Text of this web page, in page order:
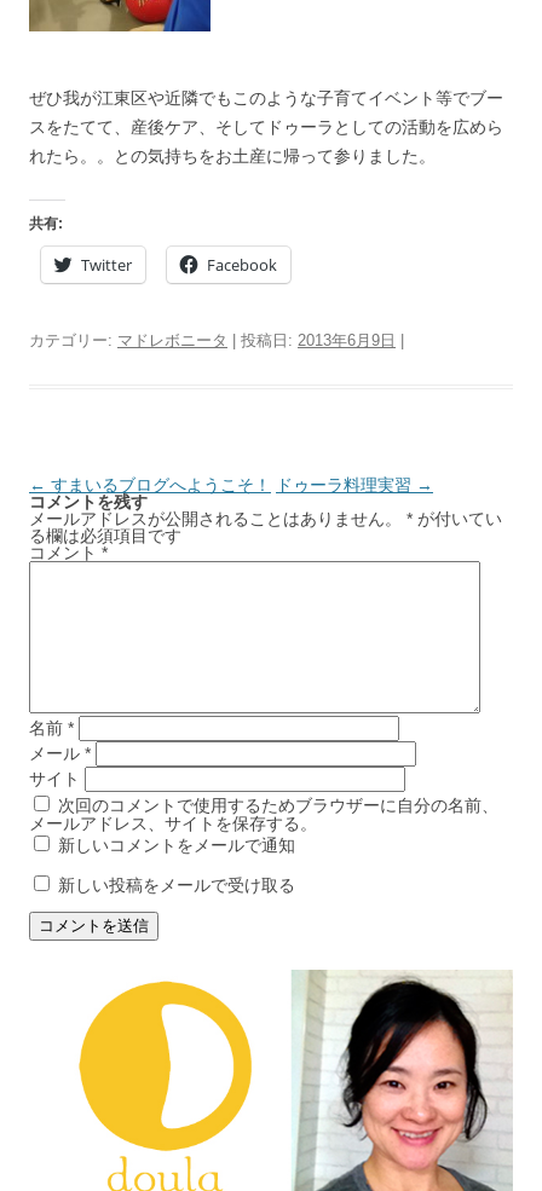
ぜひ我が江東区や近隣でもこのような子育てイベント等でブー
スをたてて、産後ケア、そしてドゥーラとしての活動を広めら
れたら。。との気持ちをお土産に帰って参りました。
共有:
Twitter Facebook
カテゴリー: マドレボニータ | 投稿日: 2013年6月9日
投稿ナビゲーション
← すまいるブログへようこそ！ ドゥーラ料理実習 →
コメントを残す
メールアドレスが公開されることはありません。
* が付いてい
る欄は必須項目です
コメント *
名前 *
メール *
サイト
次回のコメントで使用するためブラウザーに自分の名前、
メールアドレス、サイトを保存する。
新しいコメントをメールで通知
新しい投稿をメールで受け取る